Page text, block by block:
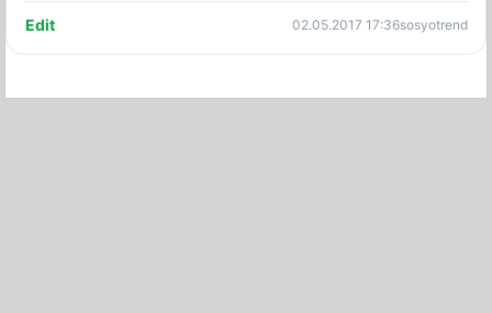
Edit
02.05.2017 17:36sosyotrend